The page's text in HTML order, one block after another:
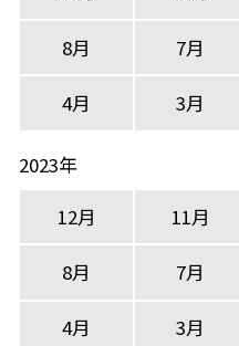
8月 7月
4月 3月
2023年
12月
11月
8月 7月
4月 3月